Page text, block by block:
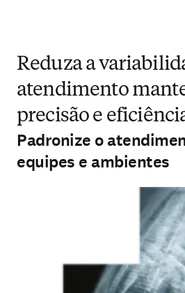
Reduza a
atendimento
precisão e
Padronize o
equipes e ambientes